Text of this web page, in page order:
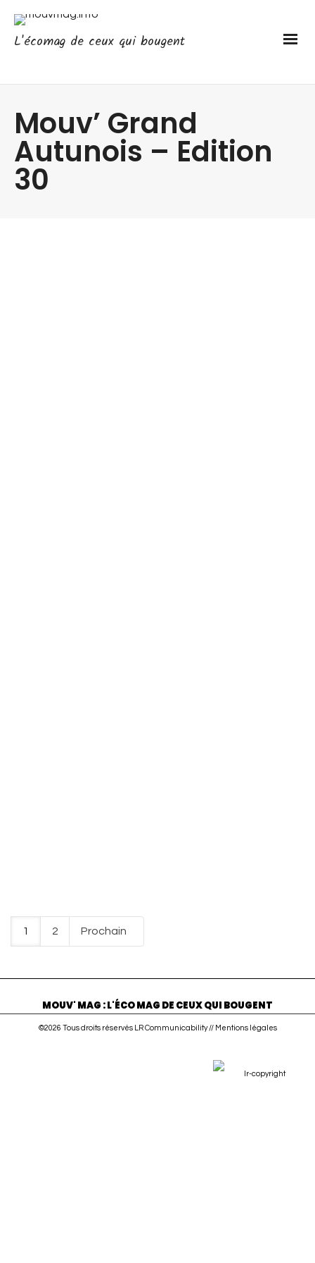
L'écomag de ceux qui bougent
Mouv’ Grand
Autunois – Edition
30
1 2 Prochain
MOUV' MAG : L'ÉCO MAG DE CEUX QUI BOUGENT
©2026 Tous droits réservés LR Communicability // Mentions légales